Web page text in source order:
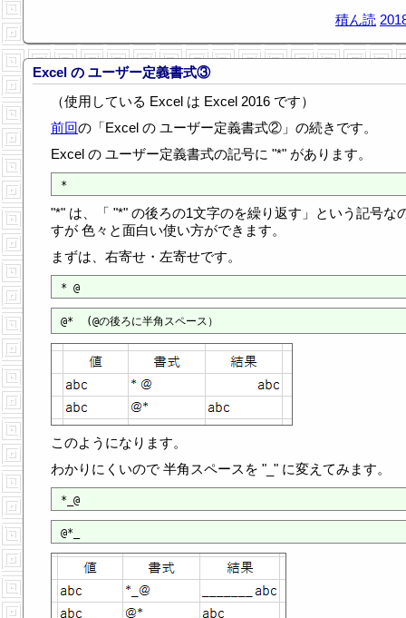
積ん読
Excel の ユーザー定義書式③
（使用している Excel は Excel 2016 です）
前回の「Excel の ユーザー定義書式②」の続きです。
Excel の ユーザー定義書式の記号に "*" があります。
"*" は、「 "*" の後ろの1文字のを繰り返す」という記号な
すが 色々と面白い使い方ができます。
まずは、右寄せ・左寄せです。
このようになります。
わかりにくいので 半角スペースを "_" に変えてみます。